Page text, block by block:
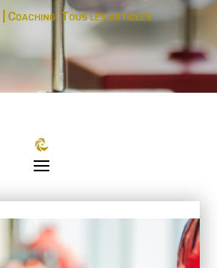
Coaching, Tous les articles